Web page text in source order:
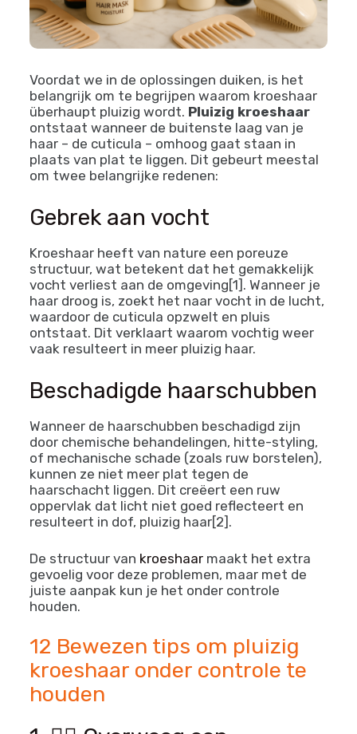
Voordat we in de oplossingen duiken, is het
belangrijk om te begrijpen waarom kroeshaar
überhaupt pluizig wordt. Pluizig kroeshaar
ontstaat wanneer de buitenste laag van je
haar – de cuticula – omhoog gaat staan in
plaats van plat te liggen. Dit gebeurt meestal
om twee belangrijke redenen:
Gebrek aan vocht
Kroeshaar heeft van nature een poreuze
structuur, wat betekent dat het gemakkelijk
vocht verliest aan de omgeving[1]. Wanneer je
haar droog is, zoekt het naar vocht in de lucht,
waardoor de cuticula opzwelt en pluis
ontstaat. Dit verklaart waarom vochtig weer
vaak resulteert in meer pluizig haar.
Beschadigde haarschubben
Wanneer de haarschubben beschadigd zijn
door chemische behandelingen, hitte-styling,
of mechanische schade (zoals ruw borstelen),
kunnen ze niet meer plat tegen de
haarschacht liggen. Dit creëert een ruw
oppervlak dat licht niet goed reflecteert en
resulteert in dof, pluizig haar[2].
De structuur van kroeshaarmaakt het extra
gevoelig voor deze problemen, maar met de
juiste aanpak kun je het onder controle
houden.
12 Bewezen tips om pluizig
kroeshaar onder controle te
houden